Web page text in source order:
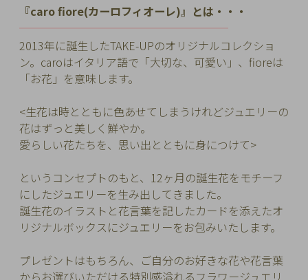
『caro fiore(カーロフィオーレ)』とは・・・
2013年に誕生したTAKE-UPのオリジナルコレクショ
ン。 caroはイタリア語で「大切な、可愛い」、fioreは
「お花」を意味します。
<生花は時とともに色あせてしまうけれどジュエリーの
花はずっと美しく鮮やか。
愛らしい花たちを、思い出とともに身につけて>
というコンセプトのもと、12ヶ月の誕生花をモチーフ
にしたジュエリーを生み出してきました。
誕生花のイラストと花言葉を記したカードを添えたオ
リジナルボックスにジュエリーをお包みいたします。
プレゼントはもちろん、ご自分のお好きな花や花言葉
ッ
し
た
商
ご
利
用
ガ
ド